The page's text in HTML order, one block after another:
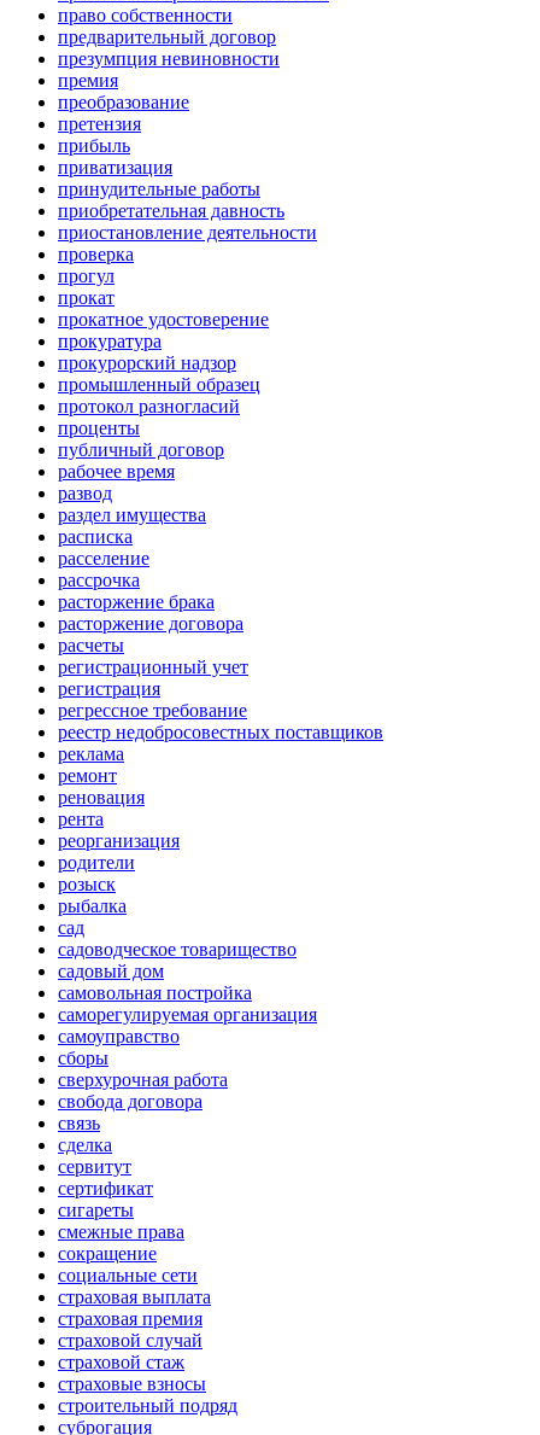
право собственности
предварительный договор
презумпция невиновности
премия
преобразование
претензия
прибыль
приватизация
принудительные работы
приобретательная давность
приостановление деятельности
проверка
прогул
прокат
прокатное удостоверение
прокуратура
прокурорский надзор
промышленный образец
протокол разногласий
проценты
публичный договор
рабочее время
развод
раздел имущества
расписка
расселение
рассрочка
расторжение брака
расторжение договора
расчеты
регистрационный учет
регистрация
регрессное требование
реестр недобросовестных поставщиков
реклама
ремонт
реновация
рента
реорганизация
родители
розыск
рыбалка
сад
садоводческое товарищество
садовый дом
самовольная постройка
саморегулируемая организация
самоуправство
сборы
сверхурочная работа
свобода договора
связь
сделка
сервитут
сертификат
сигареты
смежные права
сокращение
социальные сети
страховая выплата
страховая премия
страховой случай
страховой стаж
страховые взносы
строительный подряд
суброгация